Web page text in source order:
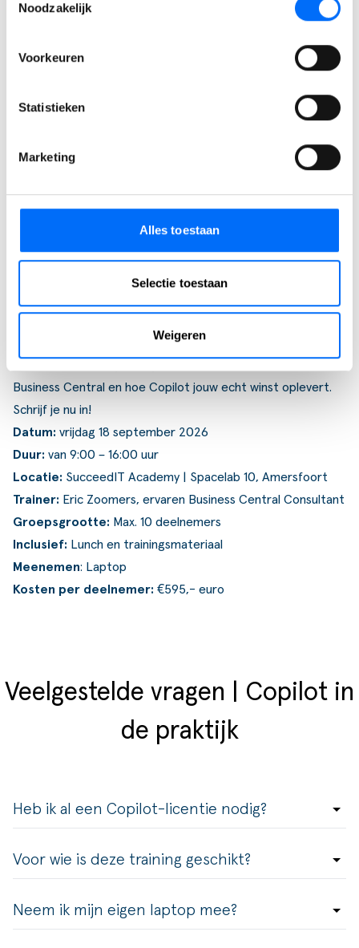
Noodzakelijk
Voorkeuren
Statistieken
Marketing
Alles toestaan
Selectie toestaan
Weigeren
Klaar om slimmer te werken met
Copilot?
Praktische informatie
Business Central en hoe Copilot jouw echt winst oplevert.
Schrijf je nu in!
Datum: vrijdag 18 september 2026
Duur: van 9:00 – 16:00 uur
Locatie: SucceedIT Academy | Spacelab 10, Amersfoort
Trainer: Eric Zoomers, ervaren Business Central Consultant
Groepsgrootte: Max. 10 deelnemers
Inclusief: Lunch en trainingsmateriaal
Meenemen: Laptop
Kosten per deelnemer: €595,- euro
Veelgestelde vragen | Copilot in
de praktijk
Heb ik al een Copilot-licentie nodig?
Voor wie is deze training geschikt?
Neem ik mijn eigen laptop mee?